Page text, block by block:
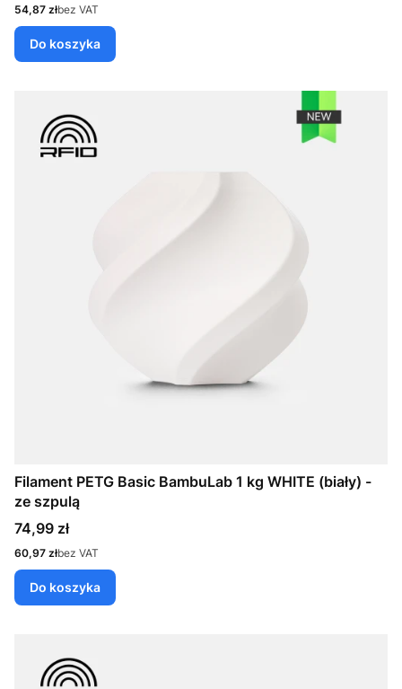
Cena
54,87 złbez VAT
Do koszyka
Filament PETG Basic BambuLab 1 kg WHITE (biały) -
ze szpulą
Cena
74,99 zł
Cena
60,97 złbez VAT
Do koszyka